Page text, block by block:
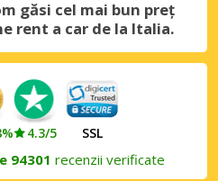
găsi cel mai bun preț
rent a car de la Italia.
4.3/5 SSL
94301 recenzii verificate